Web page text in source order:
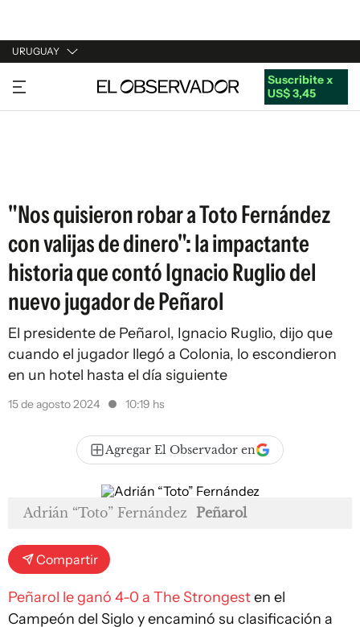
URUGUAY
URUGUAY
ARGENTINA
Suscribite x
US$ 3,45
"Nos quisieron robar a Toto Fernández
con valijas de dinero": la impactante
historia que contó Ignacio Ruglio del
nuevo jugador de Peñarol
El presidente de Peñarol, Ignacio Ruglio, dijo que
cuando el jugador llegó a Colonia, lo escondieron
en un hotel hasta el día siguiente
15 de agosto 2024 10:19 hs
Agregar El Observador en
Adrián “Toto” Fernández Peñarol
Compartir
Peñarol le ganó 4-0 a The Strongesten el
Campeón del Siglo y encaminó su clasificación a